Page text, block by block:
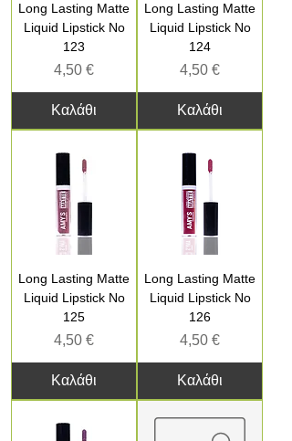
Long Lasting Matte
Liquid Lipstick No
123
Τιμή
4,50 €
Καλάθι
Long Lasting Matte
Liquid Lipstick No
124
Τιμή
4,50 €
Καλάθι
Long Lasting Matte
Liquid Lipstick No
125
Τιμή
4,50 €
Καλάθι
Long Lasting Matte
Liquid Lipstick No
126
Τιμή
4,50 €
Καλάθι